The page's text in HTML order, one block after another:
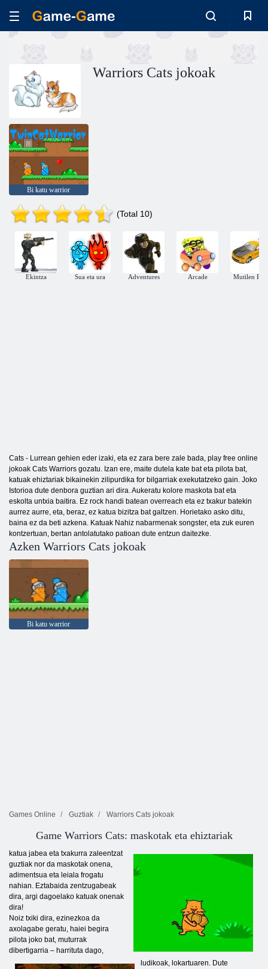
Warriors Cats jokoak
Bi katu warrior
(Total 10)
Ekintza Sua eta ura Adventures Arcade Mutilen
Cats - Lurrean gehien eder izaki, eta ez zara bere zale bada, play free online
jokoak Cats Warriors gozatu. Izan ere, maite dutela kate bat eta pilota bat,
katuak ehiztariak bikainekin zilipurdika for bilgarriak exekutatzeko gain. Joko
Istorioa dute denbora guztian ari dira. Aukeratu kolore maskota bat eta
eskolta untxia baitira. Ez rock handi batean overreach eta ez txakur batekin
aurrez aurre, eta, beraz, ez katua bizitza bat galtzen. Horietako asko ditu,
baina ez da beti azkena. Katuak Nahiz nabarmenak songster, eta zuk euren
kontzertuan, bertan antolatutako patioan dute entzun daitezke.
Azken Warriors Cats jokoak
Bi katu warrior
Games Online Guztiak Warriors Cats jokoak
Game Warriors Cats: maskotak eta ehiztariak
katua jabea eta txakurra zaleentzat
guztiak nor da maskotak onena,
adimentsua eta leiala frogatu
nahian. Eztabaida zentzugabeak
dira, argi dagoelako katuak onenak
dira!
Noiz txiki dira, ezinezkoa da
axolagabe geratu, haiei begira
pilota joko bat, muturrak
dibertigarria – harrituta dago,
ludikoak, lokartuaren. Dute